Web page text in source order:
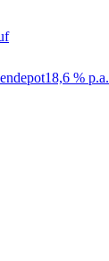
18,6 % p.a.